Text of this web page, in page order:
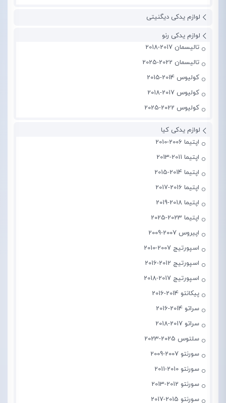
لوازم یدکی دیگنیتی
لوازم یدکی رنو
تالیسمان 2017-2018
تالیسمان 2022-2025
کولیوس 2014-2015
کولیوس 2017-2018
کولیوس 2022-2025
لوازم یدکی کیا
اپتیما 2006-2010
اپتیما 2011-2013
اپتیما 2014-2015
اپتیما 2016-2017
اپتیما 2018-2019
اپتیما 2023-2025
اپیروس 2007-2009
اسپورتیج 2007-2010
اسپورتیج 2012-2016
اسپورتیج 2017-2018
پیکانتو 2014-2016
سراتو 2014-2016
سراتو 2017-2018
سلتوس 2025-2023
سورنتو 2007-2009
سورنتو 2010-2011
سورنتو 2012-2013
سورنتو 2015-2017